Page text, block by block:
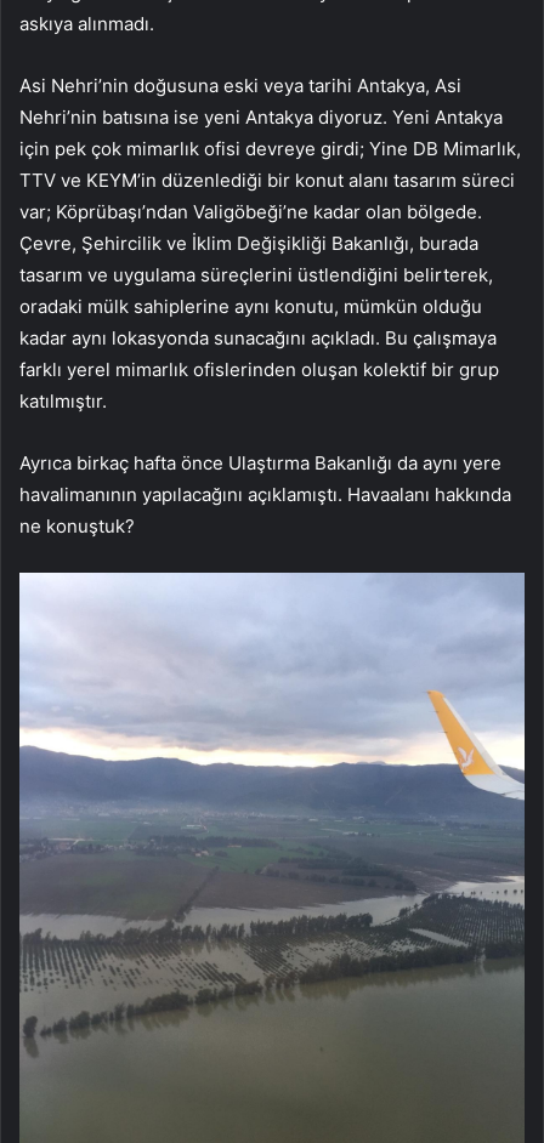
askıya alınmadı.
Asi Nehri’nin doğusuna eski veya tarihi Antakya, Asi
Nehri’nin batısına ise yeni Antakya diyoruz. Yeni Antakya
için pek çok mimarlık ofisi devreye girdi; Yine DB Mimarlık,
TTV ve KEYM’in düzenlediği bir konut alanı tasarım süreci
var; Köprübaşı’ndan Valigöbeği’ne kadar olan bölgede.
Çevre, Şehircilik ve İklim Değişikliği Bakanlığı, burada
tasarım ve uygulama süreçlerini üstlendiğini belirterek,
oradaki mülk sahiplerine aynı konutu, mümkün olduğu
kadar aynı lokasyonda sunacağını açıkladı. Bu çalışmaya
farklı yerel mimarlık ofislerinden oluşan kolektif bir grup
katılmıştır.
Ayrıca birkaç hafta önce Ulaştırma Bakanlığı da aynı yere
havalimanının yapılacağını açıklamıştı. Havaalanı hakkında
ne konuştuk?